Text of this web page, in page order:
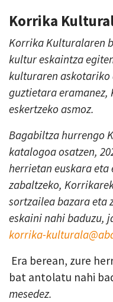
Korrika
Korrika Kulturalaren
kultur eskaintza
kulturaren askotariko
guztietara
eskertzeko asmoz.
Bagabiltza hurrengo
katalogoa osatzen,
herrietan euskara
zabaltzeko,
sortzailea bazara eta
eskaini nahi baduzu,
korrika-
Era berean, zure
bat antolatu nahi
mesedez.